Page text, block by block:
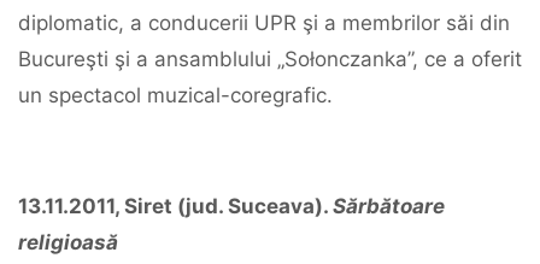
diplomatic, a conducerii UPR şi a membrilor săi din
Bucureşti şi a ansamblului „Sołonczanka”, ce a oferit
un spectacol muzical-coregrafic.
13.11.2011, Siret (jud. Suceava). Sărbătoare
religioasă